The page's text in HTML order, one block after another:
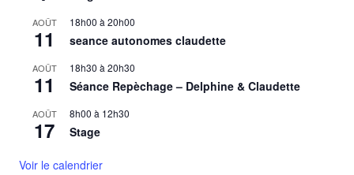
AOÛT
11
18h00 à 20h00
seance autonomes claudette
AOÛT
11
18h30 à 20h30
Séance Repèchage – Delphine & Claudette
AOÛT
17
8h00 à 12h30
Stage
Voir le calendrier